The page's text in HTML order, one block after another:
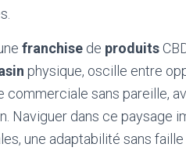
franchise de produits
physique, oscille entre
commerciale sans pareille,
Naviguer dans ce paysage
une adaptabilité sans